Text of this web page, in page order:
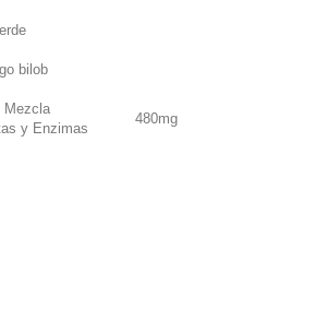
bilob
Mezcla
y Enzimas
480mg